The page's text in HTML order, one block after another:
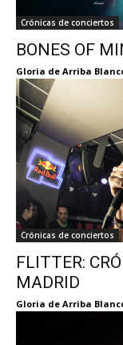
Crónicas de conciertos
BONES OF
Gloria de Arriba
Crónicas de conciertos
FLITTER:
MADRID
Gloria de Arriba